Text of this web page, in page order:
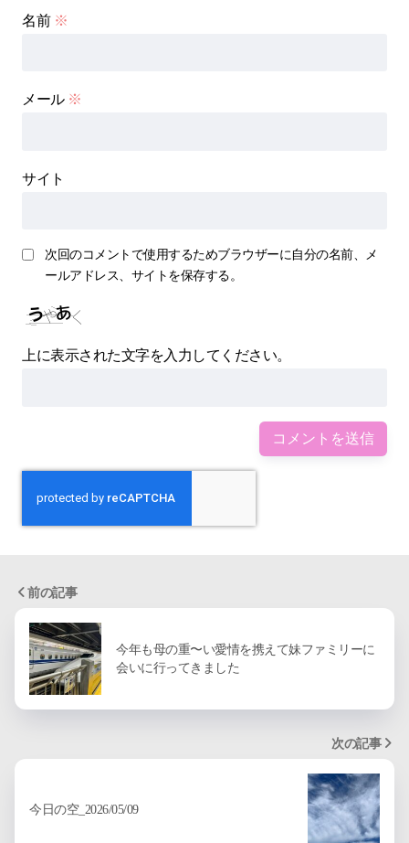
名前 ※
メール ※
サイト
次回のコメントで使用するためブラウザーに自分の名前、メ
ールアドレス、サイトを保存する。
上に表示された文字を入力してください。
前の記事
今年も母の重〜い愛情を携えて妹ファミリーに
会いに行ってきました
次の記事
今日の空_2026/05/09